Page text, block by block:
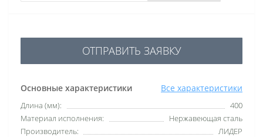
Основные характеристики Все характеристики
Длина (мм):
400
Материал исполнения:
Нержавеющая сталь
Производитель:
ЛИДЕР
ОТПРАВИТЬ ЗАЯВКУ